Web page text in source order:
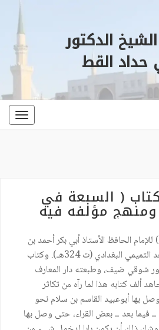
الدكتور
حداد القط
( السبعة في
ومنهج مؤلفه فيه
الحافظ الأستاذ أبي بكر أحمد بن
موسى بن العباس بن مجاهد التميمي البغدادي (ت 324هـ). وكتاب
شوقي ضيف، وطبعته دار المعارف
ألف كتابه هذا لما رآه من تكاثر
بها أبوعبيد القاسم بن سلام نحو
فيما بعد ــ بعض القراء، حتى وصل بها